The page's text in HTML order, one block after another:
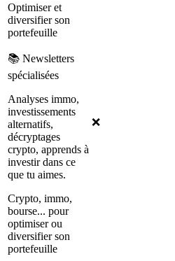
Optimiser et
diversifier son
portefeuille
📚 Newsletters
spécialisées
Analyses immo,
investissements
alternatifs,
décryptages
crypto, apprends à
investir dans ce
que tu aimes.
Crypto, immo,
bourse... pour
optimiser ou
diversifier son
portefeuille
❌